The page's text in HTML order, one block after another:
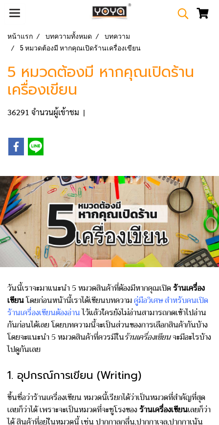
หน้าแรก บทความทั้งหมด
บทความ
5 หมวดต้องมี หากคุณเปิดร้านเครื่องเขียน
5 หมวดต้องมี หากคุณเปิดร้าน
เครื่องเขียน
36291 จำนวนผู้เข้าชม |
วันนี้เราจะมาแนะนำ 5 หมวดสินค้าที่ต้องมีหากคุณเปิดร้านเครื่อง
เขียนโดยก่อนหน้านี้เราได้เขียนบทความคู่มือวิเศษ สำหรับคนเปิด
ร้านเครื่องเขียนต้องอ่านไว้แล้วใครยังไม่อ่านสามารถกดเข้าไปอ่าน
กันก่อนได้เลย โดยบทความนี้จะเป็นส่วนของการเลือกสินค้ากันบ้าง
โดยจะแนะนำ 5 หมวดสินค้าที่ควรมีในร้านเครื่องเขียนจะมีอะไรบ้าง
ไปดูกันเลย
1. อุปกรณ์การเขียน (Writing)
ขึ้นชื่อว่าร้านเครื่องเขียน หมวดนี้เรียกได้ว่าเป็นหมวดที่สำคัญที่สุด
เลยก็ว่าได้ เพราะจะเป็นหมวดที่จะชูโรงของร้านเครื่องเขียนเลยก็ว่า
ได้ สินค้าที่อยู่ในหมวดนี้ เช่น ปากกาลูกลื่น,ปากกาเจล,ปากกาเน้น